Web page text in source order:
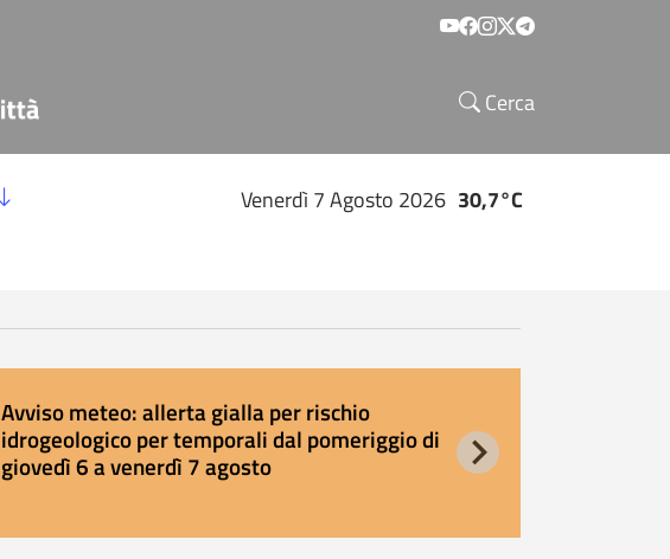
Social menu
Cerca
Venerdì 7 Agosto 2026 30,7°C
Avviso meteo: allerta gialla per rischio
idrogeologico per temporali dal pomeriggio di
giovedì 6 a venerdì 7 agosto